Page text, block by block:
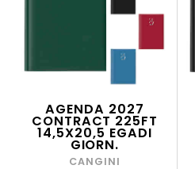
AGENDA 2027
CONTRACT 225FT
14,5X20,5 EGADI
GIORN.
CANGINI